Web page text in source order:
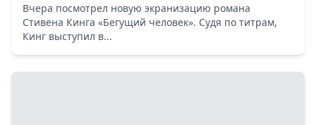
Вчера посмотрел новую экранизацию романа
Стивена Кинга «Бегущий человек». Судя по титрам,
Кинг выступил в...